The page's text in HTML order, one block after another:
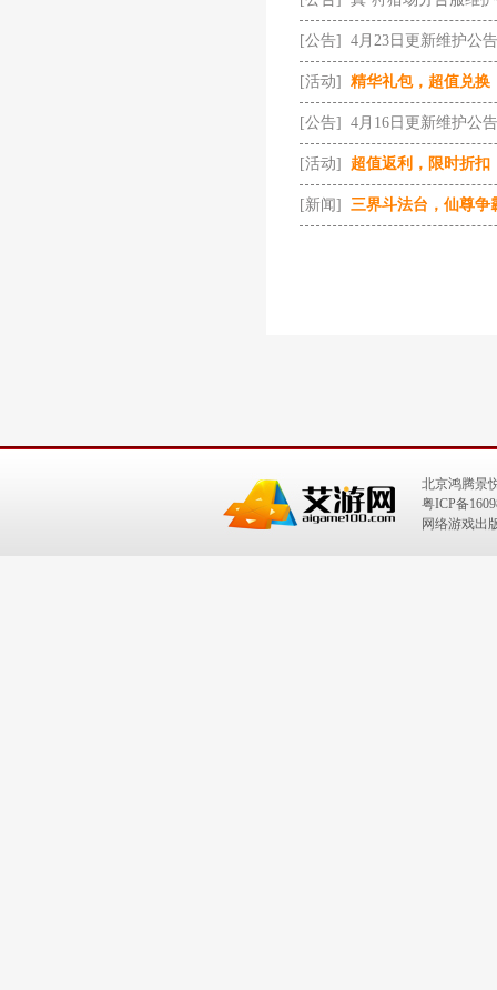
[公告] 4月23日更新维护公告
[活动] 精华礼包，超值兑换
[公告] 4月16日更新维护公告
[活动] 超值返利，限时折扣
[新闻] 三界斗法台，仙尊争
北京鸿腾景
粤ICP备
网络游戏出